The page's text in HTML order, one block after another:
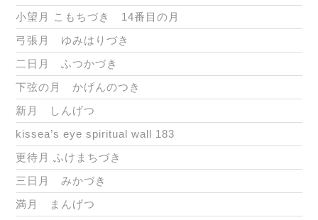
小望月 こもちづき 14番目の月
弓張月 ゆみはりづき
二日月 ふつかづき
下弦の月 かげんのつき
新月 しんげつ
kissea’s eye spiritual wall 183
更待月 ふけまちづき
三日月 みかづき
満月 まんげつ